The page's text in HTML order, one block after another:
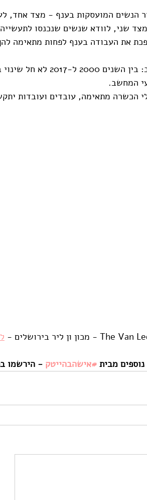
הנשים המועסקות בענף - מצד אחד,
שני, לוודא שנשים שנכנסו
את העבודה בענף לפחות מתאימה
וכבונוס, עוד גרף שמסביר את
המחשב.
הכשרה מתאימה, עובדים ועובדות
נוספים מבית #אישהבהייטק - הירשמו